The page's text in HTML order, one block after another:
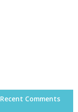
Recent Comments